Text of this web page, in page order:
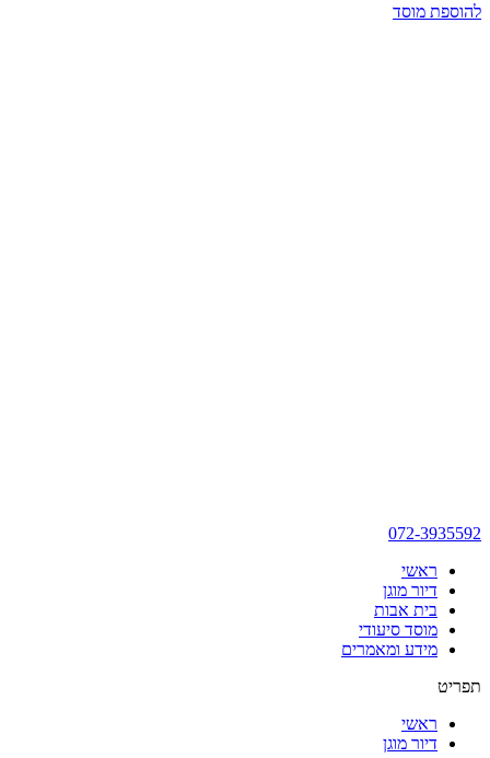
להוספת מוסד
072-3935592
ראשי
דיור מוגן
בית אבות
מוסד סיעודי
מידע ומאמרים
תפריט
ראשי
דיור מוגן